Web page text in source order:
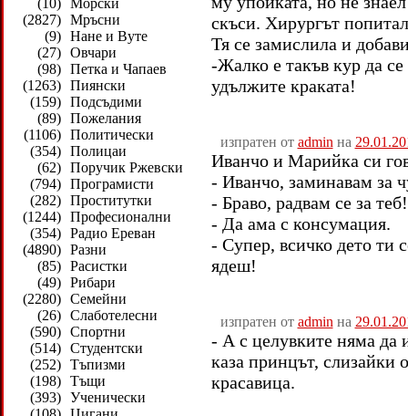
(10) Морски
(2827) Мръсни
(9) Нане и Вуте
(27) Овчари
(98) Петка и Чапаев
(1263) Пиянски
(159) Подсъдими
(89) Пожелания
(1106) Политически
(354) Полицаи
(62) Поручик Ржевски
(794) Програмисти
(282) Проститутки
(1244) Професионални
(354) Радио Ереван
(4890) Разни
(85) Расистки
(49) Рибари
(2280) Семейни
(26) Слаботелесни
(590) Спортни
(514) Студентски
(252) Тъпизми
(198) Тъщи
(393) Ученически
скъси. Хирургът
Тя се замислила и
-Жалко е такъв кур да
удължите краката!
изпратен от admin на
Иванчо и Марийка си
- Иванчо, заминавам за
- Браво, радвам се за теб!
- Да ама с консумация.
- Супер, всичко дето ти
ядеш!
изпратен от admin на
- А с целувките няма да
каза принцът, слизайки
красавица.